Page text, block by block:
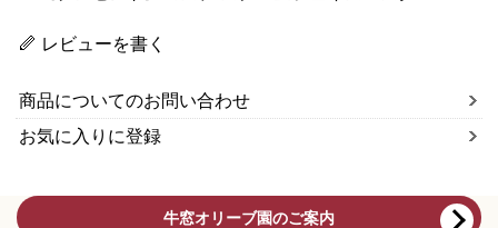
レビューを書く
商品についてのお問い合わせ
お気に入りに登録
牛窓オリーブ園のご案内